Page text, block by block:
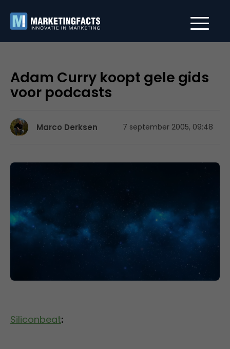
Adam Curry koopt gele gids
voor podcasts
Marco Derksen 7 september 2005, 09:48
Siliconbeat: